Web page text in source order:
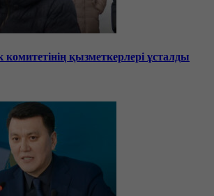
комитетінің қызметкерлері ұсталды